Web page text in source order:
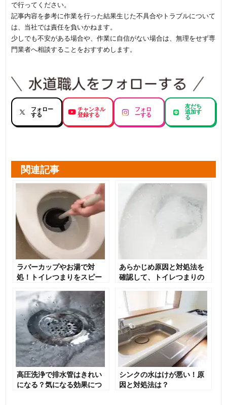
で行ってください。
記事内容を参考に作業を行った結果生じた不具合やトラブルについて
は、当社では責任を負いかねます。
少しでも不安がある場合や、作業に自信がない場合は、無理をせず専
門業者へ相談することをおすすめします。
フォロー
する
チャンネル
登録する
フォロ
ーする
友だち
追加す
る
関連記事
ラバーカップやお湯で対
処！トイレつまりをスピー
4選
あらかじめ原因と対処法を
確認して、トイレつまりの
高圧洗浄で排水管はきれい
になる？気になる効果につ
シンクの水はけが悪い！原
因と対処法は？